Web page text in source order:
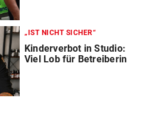
„IST NICHT SICHER“
Kinderverbot in Studio:
Viel Lob für Betreiberin